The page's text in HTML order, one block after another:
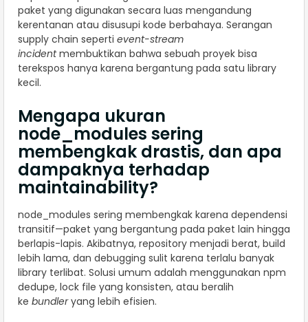
paket yang digunakan secara luas mengandung
kerentanan atau disusupi kode berbahaya. Serangan
supply chain seperti event-stream
incidentmembuktikan bahwa sebuah proyek bisa
terekspos hanya karena bergantung pada satu library
kecil.
Mengapa ukuran
node_modules sering
membengkak drastis, dan apa
dampaknya terhadap
maintainability?
node_modules sering membengkak karena dependensi
transitif—paket yang bergantung pada paket lain hingga
berlapis-lapis. Akibatnya, repository menjadi berat, build
lebih lama, dan debugging sulit karena terlalu banyak
library terlibat. Solusi umum adalah menggunakan npm
dedupe, lock file yang konsisten, atau beralih
ke bundleryang lebih efisien.